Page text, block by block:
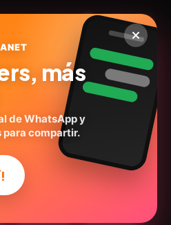
Otoño 🍂🍁
más
de WhatsApp y
para compartir.